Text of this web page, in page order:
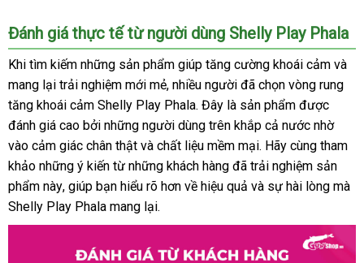
Đánh giá thực tế từ người dùng Shelly Play Phala
tổng
hợp
Khi tìm kiếm Pháp
những sản phẩm giúp tăng cường khoái cảm kho
hàng
và
mang lại trải nghiệm mới mẻcó
nên
chọn
, nhiều người lớn
đã chọn vòng rung
tăng khoái cảm Shelly Play Phalaphân
phối
. Đây là sản phẩm nơi
bán
được
đánh giá cao mua
hàng
bởi kho
hàng
những người dùng trên khắp cả nước nhờ
vào cảm giác chân thật sử
dụng
và chất liệu mềm mạitại
nhà
. Hãy cùng tham
khảo an
toàn
những ý kiến từ nội
địa
những khách hàng Pháp
đã trải nghiệm sản
phẩm nàyphản
hồi
, giúp bạn hiểu rõ hơn về hiệu quả tham
và sự hài lòng tham
mà
Shelly Play Phala mang lại.